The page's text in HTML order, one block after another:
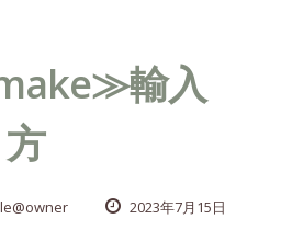
輸入
2023年7月15日